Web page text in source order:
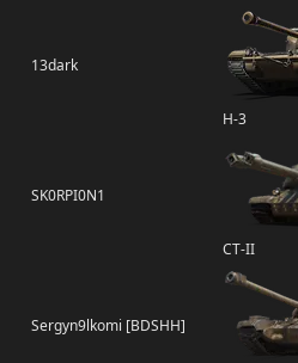
13dark
H-3
SK0RPI0N1
СТ-II
Sergyn9lkomi [BDSHH]